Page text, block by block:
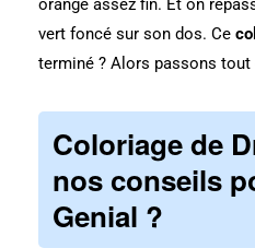
orange assez fin. Et on
vert foncé sur son dos. Ce
terminé ? Alors passons tout
Coloriage de
nos conseils
Genial ?